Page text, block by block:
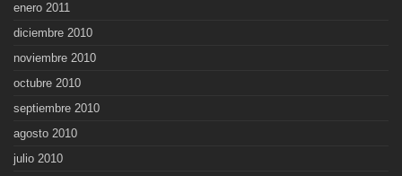
enero 2011
diciembre 2010
noviembre 2010
octubre 2010
septiembre 2010
agosto 2010
julio 2010